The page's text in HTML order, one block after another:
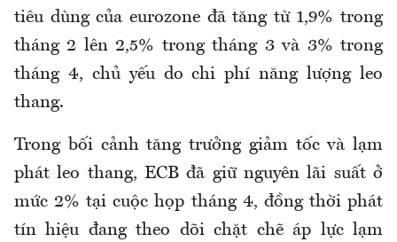
tiêu dùng của eurozone đã tăng từ 1,9% trong
tháng 2 lên 2,5% trong tháng 3 và 3% trong
tháng 4, chủ yếu do chi phí năng lượng leo
thang.
Trong bối cảnh tăng trưởng giảm tốc và lạm
phát leo thang, ECB đã giữ nguyên lãi suất ở
mức 2% tại cuộc họp tháng 4, đồng thời phát
tín hiệu đang theo dõi chặt chẽ áp lực lạm